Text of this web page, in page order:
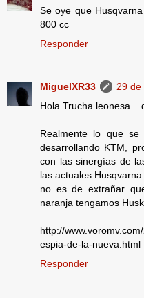
Se oye que
800 cc
Responder
MiguelXR33
29 de
Hola Trucha leonesa...
Realmente lo que
desarrollando KTM,
con las sinergías de
las actuales
no es de extrañar
naranja tengamos
http://
espia-de-la-nueva.html
Responder